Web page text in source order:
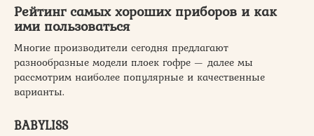
Рейтинг самых хороших приборов и как
ими пользоваться
Многие производители сегодня предлагают
разнообразные модели плоек гофре — далее мы
рассмотрим наиболее популярные и качественные
варианты.
BABYLISS